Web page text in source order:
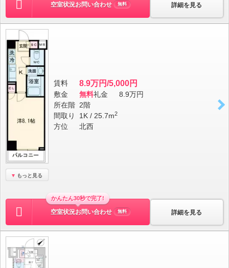
詳細を見る
空室状況お問い合わせ 無料
もっと見る
賃料 8.9万円/5,000円
敷金 無料礼金
8.9万円
所在階 2階
間取り
1K / 25.7m2
方位 北西
詳細を見る
かんたん30秒で完了!
空室状況お問い合わせ 無料